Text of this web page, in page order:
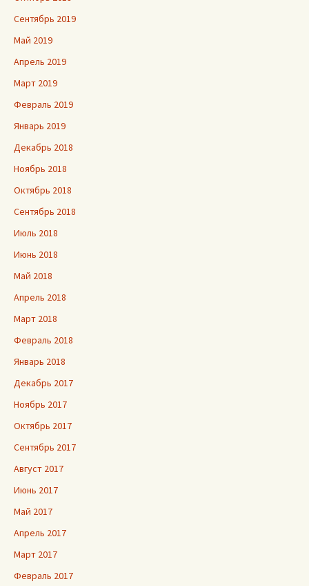
Сентябрь 2019
Май 2019
Апрель 2019
Март 2019
Февраль 2019
Январь 2019
Декабрь 2018
Ноябрь 2018
Октябрь 2018
Сентябрь 2018
Июль 2018
Июнь 2018
Май 2018
Апрель 2018
Март 2018
Февраль 2018
Январь 2018
Декабрь 2017
Ноябрь 2017
Октябрь 2017
Сентябрь 2017
Август 2017
Июнь 2017
Май 2017
Апрель 2017
Март 2017
Февраль 2017